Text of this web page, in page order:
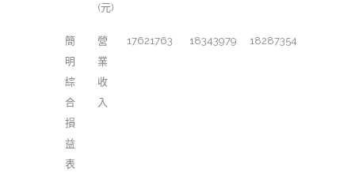
(元)
簡
明
綜
合
損
益
表
營
業
收
入
17621763 18343979 18287354